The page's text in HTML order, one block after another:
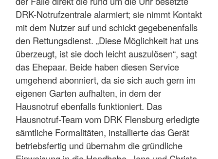
DRK-Notrufzentrale alarmiert; sie nimmt Kontakt
mit dem Nutzer auf und schickt gegebenenfalls
den Rettungsdienst. „Diese Möglichkeit hat uns
überzeugt, ist sie doch leicht auszulösen“, sagt
das Ehepaar. Beide haben diesen Service
umgehend abonniert, da sie sich auch gern im
eigenen Garten aufhalten, in dem der
Hausnotruf ebenfalls funktioniert. Das
Hausnotruf-Team vom DRK Flensburg erledigte
sämtliche Formalitäten, installierte das Gerät
betriebsfertig und übernahm die gründliche